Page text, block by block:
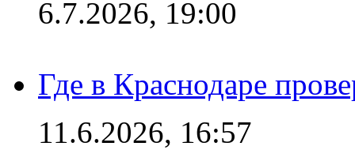
6.7.2026, 19:00
Где в Краснодаре
11.6.2026, 16:57